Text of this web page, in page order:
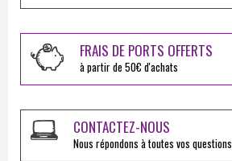
FRAIS DE PORTS OFFERTS
à partir de 50€ d'achats
CONTACTEZ-NOUS
Nous répondons à toutes vos questions